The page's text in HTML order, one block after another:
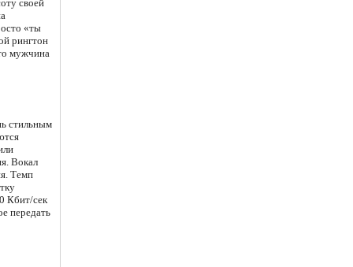
своей
«ты
рингтон
мужчина
стильным
Вокал
Темп
Кбит/сек
передать